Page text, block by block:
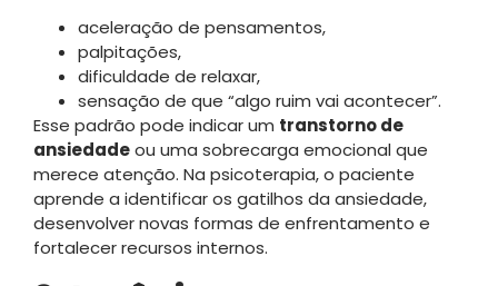
aceleração de pensamentos,
palpitações,
dificuldade de relaxar,
sensação de que “algo ruim vai acontecer”.
Esse padrão pode indicar um transtorno de
ansiedadeou uma sobrecarga emocional que
merece atenção. Na psicoterapia, o paciente
aprende a identificar os gatilhos da ansiedade,
desenvolver novas formas de enfrentamento e
fortalecer recursos internos.